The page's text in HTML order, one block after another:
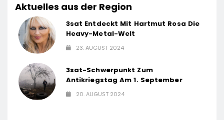
Aktuelles aus der Region
3sat Entdeckt Mit Hartmut Rosa Die
Heavy-Metal-Welt
23. AUGUST 2024
3sat-Schwerpunkt Zum
Antikriegstag Am 1. September
20. AUGUST 2024